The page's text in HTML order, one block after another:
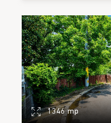
1346 mp